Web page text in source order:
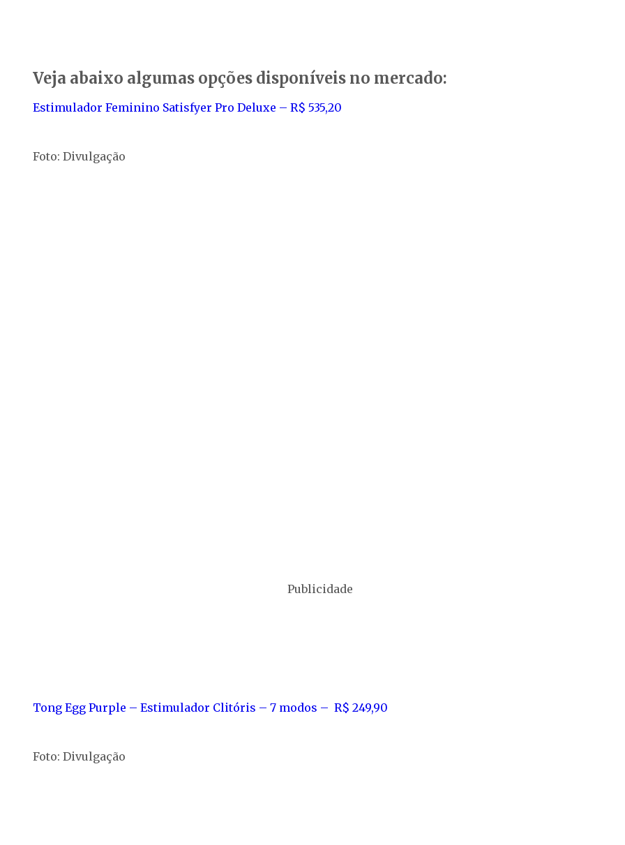
Veja abaixo algumas opções disponíveis no mercado:
Estimulador Feminino Satisfyer Pro Deluxe – R$ 535,20
Foto: Divulgação
Publicidade
Tong Egg Purple – Estimulador Clitóris – 7 modos – R$ 249,90
Foto: Divulgação